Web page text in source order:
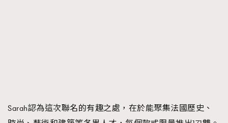
Sarah認為這次聯名的有趣之處，在於能聚集法國歷史、